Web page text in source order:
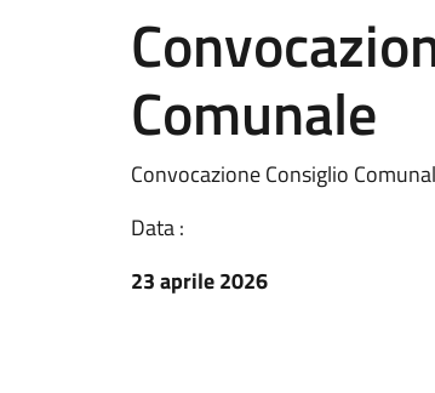
Comunale
Convocazione Consiglio
Data :
23 aprile 2026